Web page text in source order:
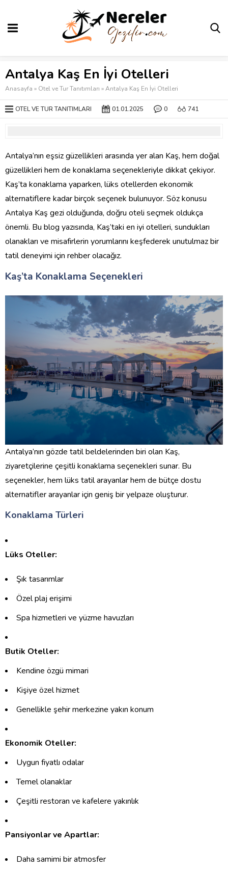
Antalya Kaş En İyi Otelleri
Anasayfa » Otel ve Tur Tanıtımları »Antalya Kaş En İyi Otelleri
OTEL VE TUR TANITIMLARI 01.01.2025 0 741
Antalya’nın eşsiz güzellikleri arasında yer alan Kaş, hem doğal
güzellikleri hem de konaklama seçenekleriyle dikkat çekiyor.
Kaş’ta konaklama yaparken, lüks otellerden ekonomik
alternatiflere kadar birçok seçenek bulunuyor. Söz konusu
Antalya Kaş gezi olduğunda, doğru oteli seçmek oldukça
önemli. Bu blog yazısında, Kaş’taki en iyi otelleri, sundukları
olanakları ve misafirlerin yorumlarını keşfederek unutulmaz bir
tatil deneyimi için rehber olacağız.
Kaş’ta Konaklama Seçenekleri
Antalya’nın gözde tatil beldelerinden biri olan Kaş,
ziyaretçilerine çeşitli konaklama seçenekleri sunar. Bu
seçenekler, hem lüks tatil arayanlar hem de bütçe dostu
alternatifler arayanlar için geniş bir yelpaze oluşturur.
Konaklama Türleri
Lüks Oteller:
Şık tasarımlar
Özel plaj erişimi
Spa hizmetleri ve yüzme havuzları
Butik Oteller:
Kendine özgü mimari
Kişiye özel hizmet
Genellikle şehir merkezine yakın konum
Ekonomik Oteller:
Uygun fiyatlı odalar
Temel olanaklar
Çeşitli restoran ve kafelere yakınlık
Pansiyonlar ve Apartlar:
Daha samimi bir atmosfer